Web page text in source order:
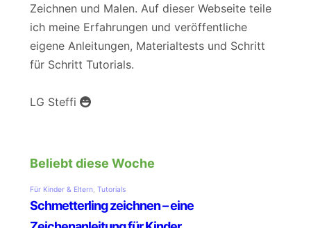
Zeichnen und Malen. Auf dieser Webseite teile
ich meine Erfahrungen und veröffentliche
eigene Anleitungen, Materialtests und Schritt
für Schritt Tutorials.
LG Steffi
Beliebt diese Woche